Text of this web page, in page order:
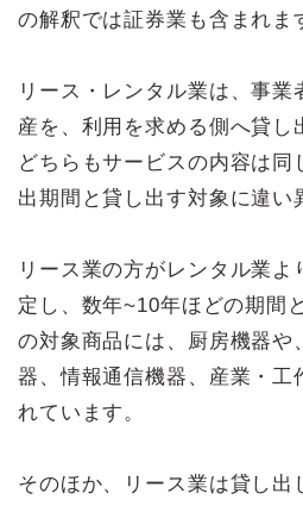
の解釈では証券業も含まれま
リース・レンタル業は、事
産を、利用を求める側へ貸し
どちらもサービスの内容は同
出期間と貸し出す対象に違い
リース業の方がレンタル業
定し、数年~10年ほどの期間
の対象商品には、厨房機器や
器、情報通信機器、産業・工
れています。
そのほか、リース業は貸し出